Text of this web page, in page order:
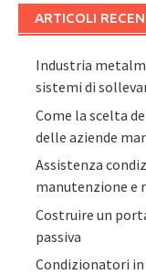
ARTICOLI
Industria
sistemi di
Come la scelta
delle aziende
Assistenza
manutenzione e
Costruire un
passiva
Condizionatori